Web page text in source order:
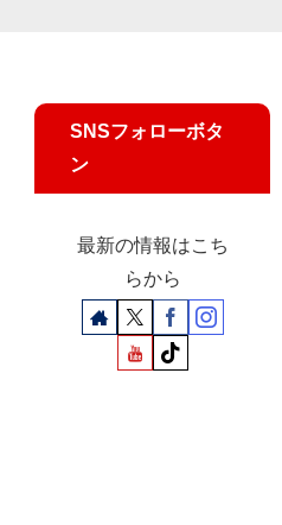
SNSフォローボタ
ン
最新の情報はこち
らから